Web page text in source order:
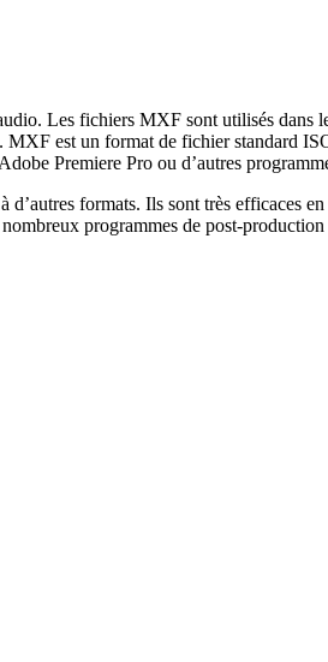
Les fichiers MXF sont utilisés dans
est un format de fichier standard
Premiere Pro ou d’autres
formats. Ils sont très efficaces
programmes de post-